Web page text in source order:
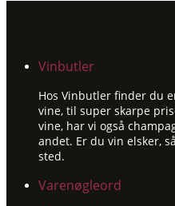
Vinbutler
Hos Vinbutler finder du
vine, til super skarpe
vine, har vi også
andet. Er du vin elsker,
sted.
Varenøgleord